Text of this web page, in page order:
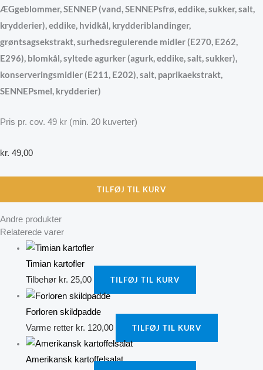
ÆGgeblommer, SENNEP (vand, SENNEPsfrø, eddike, sukker, salt,
krydderier), eddike, hvidkål, krydderiblandinger,
grøntsagsekstrakt, surhedsregulerende midler (E270, E262,
E296), blomkål, syltede agurker (agurk, eddike, salt, sukker),
konserveringsmidler (E211, E202), salt, paprikaekstrakt,
SENNEPsmel, krydderier)
Pris pr. cov. 49 kr (min. 20 kuverter)
kr. 49,00
TILFØJ TIL KURV
Andre produkter
Relaterede varer
Timian kartofler
Tilbehør kr. 25,00 TILFØJ TIL KURV
Forloren skildpadde
Varme retter kr. 120,00 TILFØJ TIL KURV
Amerikansk kartoffelsalat